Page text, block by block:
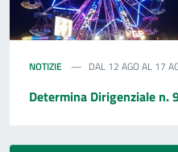
NOTIZIE DAL 12 AGO AL 17
Determina Dirigenziale